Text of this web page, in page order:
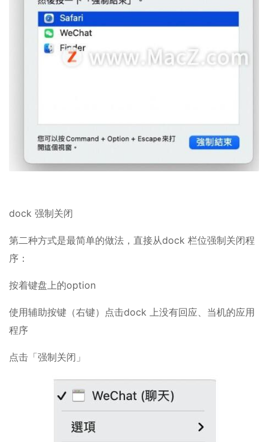
dock 强制关闭
第二种方式是最简单的做法，直接从dock 栏位强制关闭程
序：
按着键盘上的option
使用辅助按键（右键）点击dock 上没有回应、当机的应用
程序
点击「强制关闭」